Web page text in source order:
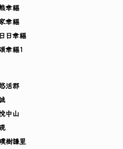
幸福
幸福
日幸福
幸福1
活郡
中山
樹謙里